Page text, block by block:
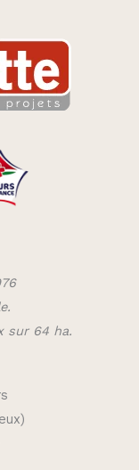
sur 64 ha.